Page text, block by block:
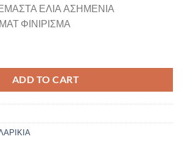
ΕΛΙΑ ΑΣΗΜΕΝΙΑ
ΦΙΝΙΡΙΣΜΑ
ADD TO CART